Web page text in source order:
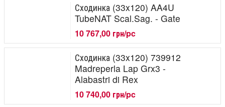
Сходинка (33x120) AA4U
TubeNAT Scal.Sag. - Gate
10 767,00 грн/pc
Сходинка (33x120) 739912
Madreperla Lap Grx3 -
Alabastri di Rex
10 740,00 грн/pc